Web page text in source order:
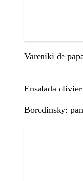
Vareniki de
Ensalada
Borodinsky: